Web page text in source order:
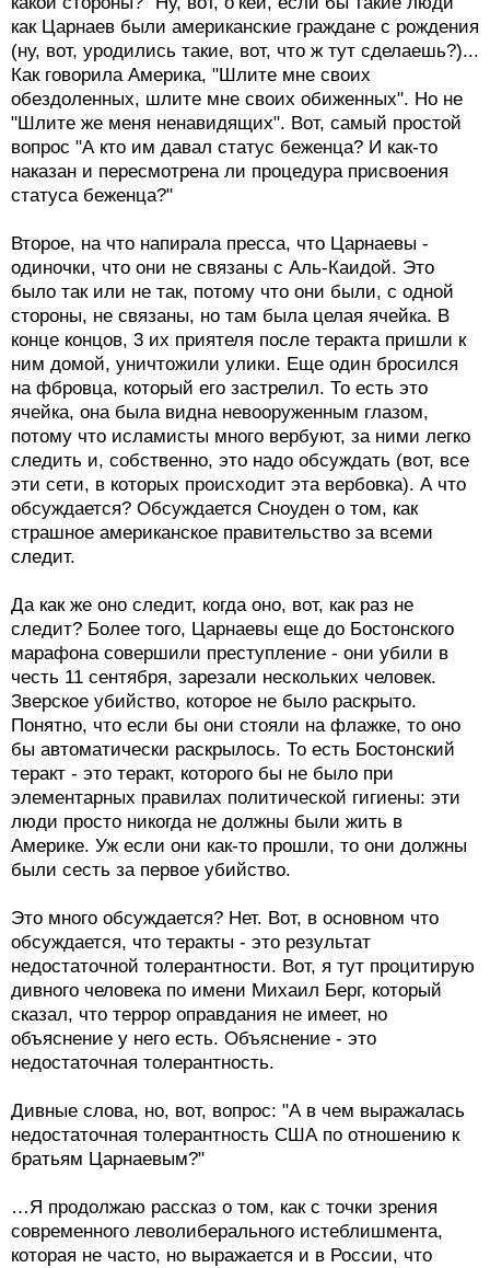
как Царнаев были американские граждане с рождения
(ну, вот, уродились такие, вот, что ж тут сделаешь?)...
Как говорила Америка, "Шлите мне своих
обездоленных, шлите мне своих обиженных". Но не
"Шлите же меня ненавидящих". Вот, самый простой
вопрос "А кто им давал статус беженца? И как-то
наказан и пересмотрена ли процедура присвоения
статуса беженца?"
Второе, на что напирала пресса, что Царнаевы -
одиночки, что они не связаны с Аль-Каидой. Это
было так или не так, потому что они были, с одной
стороны, не связаны, но там была целая ячейка. В
конце концов, 3 их приятеля после теракта пришли к
ним домой, уничтожили улики. Еще один бросился
на фбровца, который его застрелил. То есть это
ячейка, она была видна невооруженным глазом,
потому что исламисты много вербуют, за ними легко
следить и, собственно, это надо обсуждать (вот, все
эти сети, в которых происходит эта вербовка). А что
обсуждается? Обсуждается Сноуден о том, как
страшное американское правительство за всеми
следит.
Да как же оно следит, когда оно, вот, как раз не
следит? Более того, Царнаевы еще до Бостонского
марафона совершили преступление - они убили в
честь 11 сентября, зарезали нескольких человек.
Зверское убийство, которое не было раскрыто.
Понятно, что если бы они стояли на флажке, то оно
бы автоматически раскрылось. То есть Бостонский
теракт - это теракт, которого бы не было при
элементарных правилах политической гигиены: эти
люди просто никогда не должны были жить в
Америке. Уж если они как-то прошли, то они должны
были сесть за первое убийство.
Это много обсуждается? Нет. Вот, в основном что
обсуждается, что теракты - это результат
недостаточной толерантности. Вот, я тут процитирую
дивного человека по имени Михаил Берг, который
сказал, что террор оправдания не имеет, но
объяснение у него есть. Объяснение - это
недостаточная толерантность.
Дивные слова, но, вот, вопрос: "А в чем выражалась
недостаточная толерантность США по отношению к
братьям Царнаевым?"
…Я продолжаю рассказ о том, как с точки зрения
современного леволиберального истеблишмента,
которая не часто, но выражается и в России, что